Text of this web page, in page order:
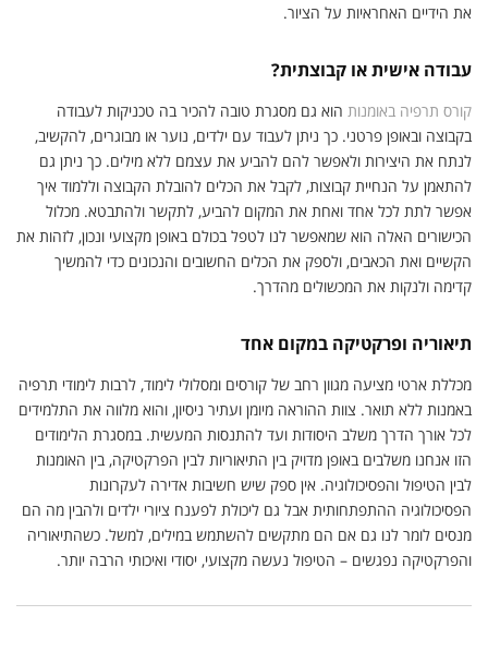
את הידיים האחראיות על הציור.
עבודה אישית או קבוצתית?
קורס תרפיה באומנות הוא גם מסגרת טובה להכיר בה טכניקות לעבודה
בקבוצה ובאופן פרטני. כך ניתן לעבוד עם ילדים, נוער או מבוגרים, להקשיב,
לנתח את היצירות ולאפשר להם להביע את עצמם ללא מילים. כך ניתן גם
להתאמן על הנחיית קבוצות, לקבל את הכלים להובלת הקבוצה וללמוד איך
אפשר לתת לכל אחד ואחת את המקום להביע, לתקשר ולהתבטא. מכלול
הכישורים האלה הוא שמאפשר לנו לטפל בכולם באופן מקצועי ונכון, לזהות את
הקשיים ואת הכאבים, ולספק את הכלים החשובים והנכונים כדי להמשיך
קדימה ולנקות את המכשולים מהדרך.
תיאוריה ופרקטיקה במקום אחד
מכללת ארטי מציעה מגוון רחב של קורסים ומסלולי לימוד, לרבות לימודי תרפיה
באמנות ללא תואר. צוות ההוראה מיומן ועתיר ניסיון, והוא מלווה את התלמידים
לכל אורך הדרך משלב היסודות ועד להתנסות המעשית. במסגרת הלימודים
הזו אנחנו משלבים באופן מדויק בין התיאוריות לבין הפרקטיקה, בין האומנות
לבין הטיפול והפסיכולוגיה. אין ספק שיש חשיבות אדירה לעקרונות
הפסיכולוגיה ההתפתחותית אבל גם ליכולת לפענח ציורי ילדים ולהבין מה הם
מנסים לומר לנו גם אם הם מתקשים להשתמש במילים, למשל. כשהתיאוריה
והפרקטיקה נפגשים – הטיפול נעשה מקצועי, יסודי ואיכותי הרבה יותר.